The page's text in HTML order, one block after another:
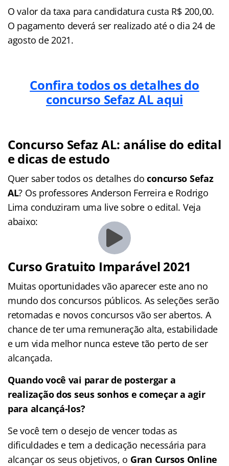
O valor da taxa para candidatura custa R$ 200,00.
O pagamento deverá ser realizado até o dia 24 de
agosto de 2021.
Confira todos os detalhes do
concurso Sefaz AL aqui
Concurso Sefaz AL: análise do edital
e dicas de estudo
Quer saber todos os detalhes doconcurso Sefaz
AL? Os professores Anderson Ferreira e Rodrigo
Lima conduziram uma live sobre o edital. Veja
abaixo:
Curso Gratuito Imparável 2021
Muitas oportunidades vão aparecer este ano no
mundo dos concursos públicos. As seleções serão
retomadas e novos concursos vão ser abertos. A
chance de ter uma remuneração alta, estabilidade
e um vida melhor nunca esteve tão perto de ser
alcançada.
Quando você vai parar de postergar a
realização dos seus sonhos e começar a agir
para alcançá-los?
Se você tem o desejo de vencer todas as
dificuldades e tem a dedicação necessária para
alcançar os seus objetivos, o Gran Cursos Online